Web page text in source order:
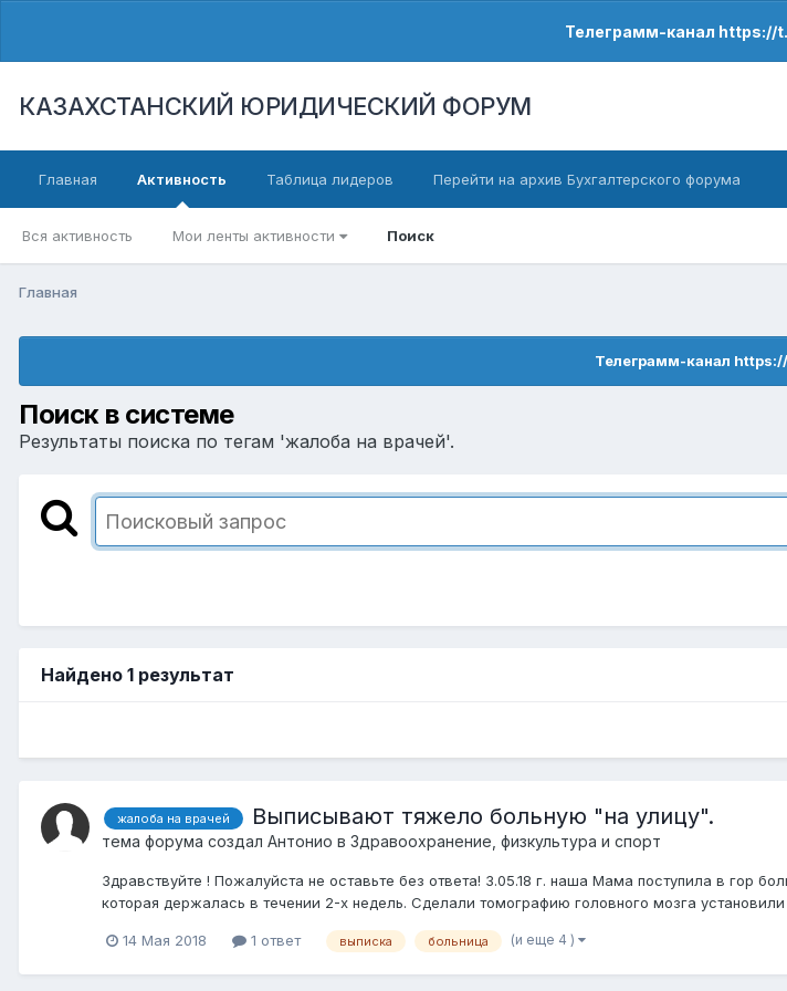
Телеграмм-канал https://
КАЗАХСТАНСКИЙ ЮРИДИЧЕСКИЙ ФОРУМ
Главная Активность
Вся активность Мои ленты активности Поиск
Таблица лидеров Перейти на архив Бухгалтерского форума
Главная
Телеграмм-канал
Поиск в системе
Результаты поиска по тегам 'жалоба на врачей'.
Найдено 1 результат
жалоба на врачей Выписывают тяжело больную "на улицу".
тема форума создал Антонио в Здравоохранение, физкультура и спорт
Здравствуйте ! Пожалуйста не оставьте без ответа! 3.05.18 г. наша Мама поступила в гор
которая держалась в течении 2-х недель. Сделали томографию головного мозга установили
14 Мая 2018 1 ответ выписка больница (и еще 4 )